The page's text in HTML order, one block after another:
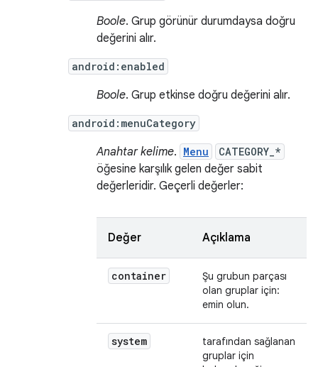
Boole. Grup görünür durumdaysa doğru
değerini alır.
android:enabled
Boole. Grup etkinse doğru değerini alır.
android:menuCategory
Anahtar kelime. Menu CATEGORY_*
öğesine karşılık gelen değer sabit
değerleridir. Geçerli değerler:
Değer Açıklama
container
Şu grubun parçası
olan gruplar için:
emin olun.
system
tarafından sağlanan
gruplar için